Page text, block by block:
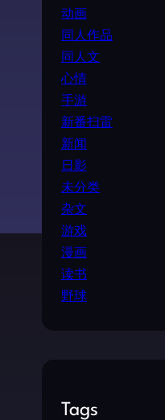
动画
同人作品
同人文
心情
手游
新番扫雷
新闻
日影
未分类
杂文
游戏
漫画
读书
野球
Tags